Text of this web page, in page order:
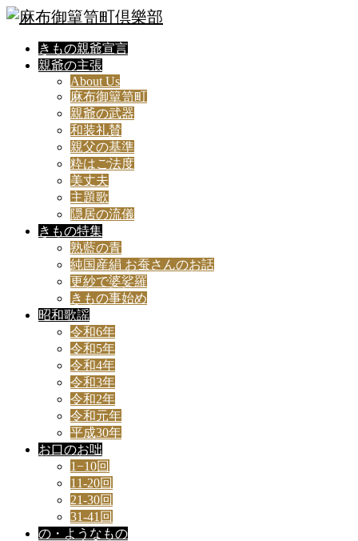
きもの親爺宣言
親爺の主張
About Us
麻布御簞笥町
親爺の武器
和装礼賛
親父の基準
粋はご法度
美丈夫
主題歌
隠居の流儀
きもの特集
熟藍の青
純国産絹 お蚕さんのお話
更紗で婆娑羅
きもの事始め
昭和歌謡
令和6年
令和5年
令和4年
令和3年
令和2年
令和元年
平成30年
お口のお咄
1−10回
11-20回
21-30回
31-41回
の・ようなもの